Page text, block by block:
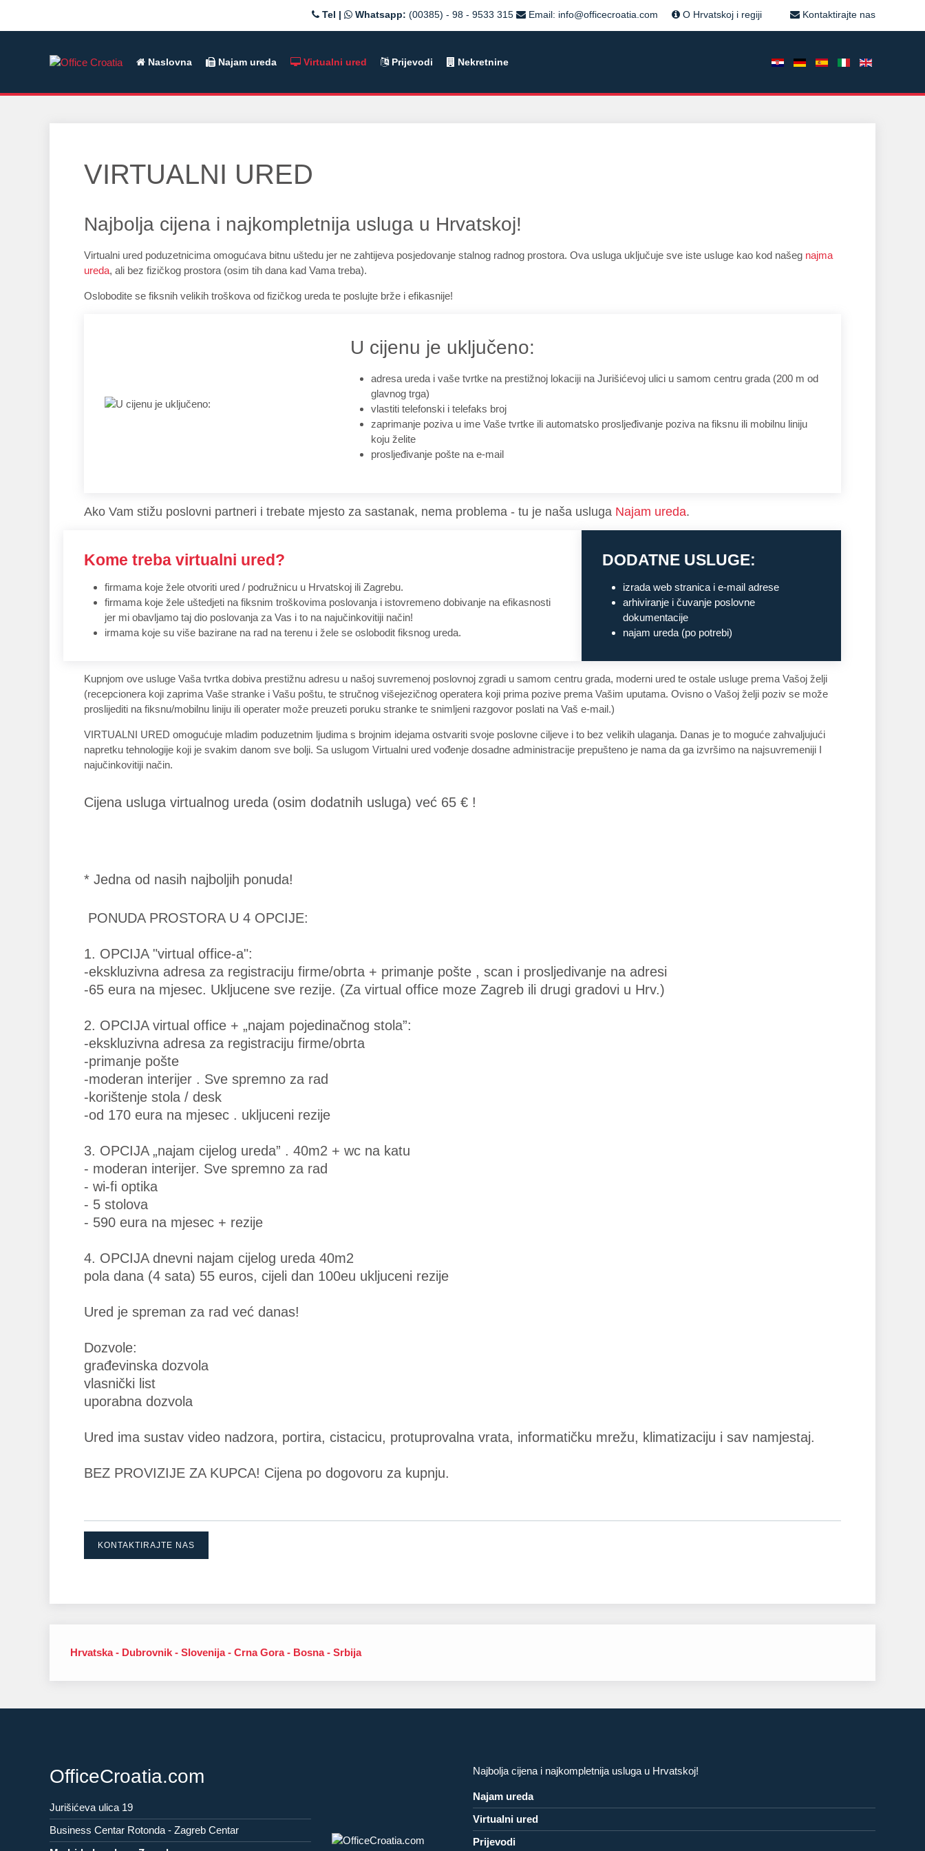
Tel | Whatsapp: (00385) - 98 - 9533 315 Email: info@officecroatia.com O Hrvatskoj i regiji Kontaktirajte nas
Naslovna Najam ureda Virtualni ured Prijevodi Nekretnine
VIRTUALNI URED
Najbolja cijena i najkompletnija usluga u Hrvatskoj!
Virtualni ured poduzetnicima omogućava bitnu uštedu jer ne zahtijeva posjedovanje stalnog radnog prostora. Ova usluga uključuje sve iste usluge kao kod našeg najma
ureda, ali bez fizičkog prostora (osim tih dana kad Vama treba).
Oslobodite se fiksnih velikih troškova od fizičkog ureda te poslujte brže i efikasnije!
U cijenu je uključeno:
adresa ureda i vaše tvrtke na prestižnoj lokaciji na Jurišićevoj ulici u samom centru grada (200 m od
glavnog trga)
vlastiti telefonski i telefaks broj
zaprimanje poziva u ime Vaše tvrtke ili automatsko prosljeđivanje poziva na fiksnu ili mobilnu liniju
koju želite
prosljeđivanje pošte na e-mail
Ako Vam stižu poslovni partneri i trebate mjesto za sastanak, nema problema - tu je naša usluga Najam ureda.
Kome treba virtualni ured?
firmama koje žele otvoriti ured / podružnicu u Hrvatskoj ili Zagrebu.
firmama koje žele uštedjeti na fiksnim troškovima poslovanja i istovremeno dobivanje na efikasnosti
jer mi obavljamo taj dio poslovanja za Vas i to na najučinkovitiji način!
irmama koje su više bazirane na rad na terenu i žele se oslobodit fiksnog ureda.
DODATNE USLUGE:
izrada web stranica i e-mail adrese
arhiviranje i čuvanje poslovne
dokumentacije
najam ureda (po potrebi)
Kupnjom ove usluge Vaša tvrtka dobiva prestižnu adresu u našoj suvremenoj poslovnoj zgradi u samom centru grada, moderni ured te ostale usluge prema Vašoj želji
(recepcionera koji zaprima Vaše stranke i Vašu poštu, te stručnog višejezičnog operatera koji prima pozive prema Vašim uputama. Ovisno o Vašoj želji poziv se može
proslijediti na fiksnu/mobilnu liniju ili operater može preuzeti poruku stranke te snimljeni razgovor poslati na Vaš e-mail.)
VIRTUALNI URED omogućuje mladim poduzetnim ljudima s brojnim idejama ostvariti svoje poslovne ciljeve i to bez velikih ulaganja. Danas je to moguće zahvaljujući
napretku tehnologije koji je svakim danom sve bolji. Sa uslugom Virtualni ured vođenje dosadne administracije prepušteno je nama da ga izvršimo na najsuvremeniji I
najučinkovitiji način.
Cijena usluga virtualnog ureda (osim dodatnih usluga) već 65 € !
* Jedna od nasih najboljih ponuda!
PONUDA PROSTORA U 4 OPCIJE:
1. OPCIJA "virtual office-a":
-ekskluzivna adresa za registraciju firme/obrta + primanje pošte , scan i prosljedivanje na adresi
-65 eura na mjesec. Ukljucene sve rezije. (Za virtual office moze Zagreb ili drugi gradovi u Hrv.)
2. OPCIJA virtual office + „najam pojedinačnog stola”:
-ekskluzivna adresa za registraciju firme/obrta
-primanje pošte
-moderan interijer . Sve spremno za rad
-korištenje stola / desk
-od 170 eura na mjesec . ukljuceni rezije
3. OPCIJA „najam cijelog ureda” . 40m2 + wc na katu
- moderan interijer. Sve spremno za rad
- wi-fi optika
- 5 stolova
- 590 eura na mjesec + rezije
4. OPCIJA dnevni najam cijelog ureda 40m2
pola dana (4 sata) 55 euros, cijeli dan 100eu ukljuceni rezije
Ured je spreman za rad već danas!
Dozvole:
građevinska dozvola
vlasnički list
uporabna dozvola
Ured ima sustav video nadzora, portira, cistacicu, protuprovalna vrata, informatičku mrežu, klimatizaciju i sav namjestaj.
BEZ PROVIZIJE ZA KUPCA! Cijena po dogovoru za kupnju.
KONTAKTIRAJTE NAS
Hrvatska - Dubrovnik - Slovenija - Crna Gora - Bosna - Srbija
OfficeCroatia.com
Jurišićeva ulica 19
Business Centar Rotonda - Zagreb Centar
Najbolja cijena i najkompletnija usluga u Hrvatskoj!
Najam ureda
Virtualni ured
Prijevodi